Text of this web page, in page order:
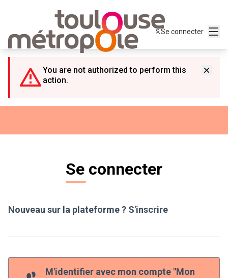
Se connecter
You are not authorized to perform this
action.
Se connecter
Nouveau sur la plateforme ? S'inscrire
M'identifier avec mon compte "Mon